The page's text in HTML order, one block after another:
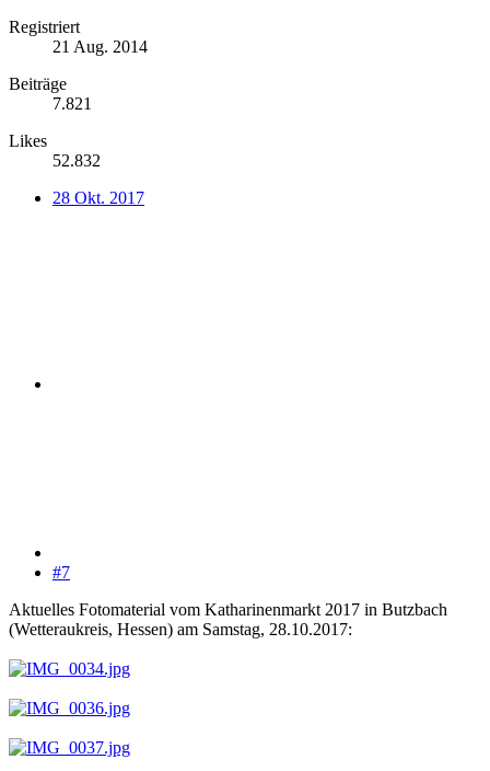
Registriert
21 Aug. 2014
Beiträge
7.821
Likes
52.832
28 Okt. 2017
#7
Aktuelles Fotomaterial vom Katharinenmarkt 2017 in Butzbach
(Wetteraukreis, Hessen) am Samstag, 28.10.2017: